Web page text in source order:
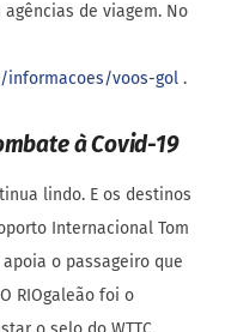
agências de viagem. No
informacoes/voos-gol .
à Covid-19
lindo. E os destinos
Internacional Tom
o passageiro que
RIOgaleão foi o